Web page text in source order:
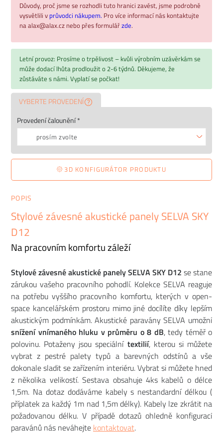
Důvody, proč jsme se rozhodli tuto hranici zavést, jsme podrobně
vysvětlili v průvodci nákupem. Pro více informací nás kontaktujte
na alax@alax.cz nebo přes formulářzde.
Letní provoz: Prosíme o trpělivost – kvůli výrobním uzávěrkám se
může dodací lhůta prodloužit o 2-6 týdnů. Děkujeme, že
zůstáváte s námi. Vyplatí se počkat!
VYBERTE PROVEDENÍ
Provedení čalounění *
prosím zvolte
3D KONFIGURÁTOR PRODUKTU
POPIS
Stylové závesné akustické panely SELVA SKY
D12
Na pracovním komfortu záleží
Stylové závesné akustické panely SELVA SKY D12 se stane
zárukou vašeho pracovního pohodlí. Kolekce SELVA reaguje
na potřebu vyššího pracovního komfortu, kterých v open-
space kancelářském prostoru mimo jiné docílíte díky lepším
akustickým podmínkám. Akustické paravány SELVA umožní
snížení vnímaného hluku v průměru o 8 dB, tedy téměř o
polovinu. Potaženy jsou speciálnítextilií, kterou si můžete
vybrat z pestré palety typů a barevných odstínů a vše
dokonale sladit se zařízením interiéru. Vybrat si můžete hned
z několika velikostí. Sestava obsahuje 4ks kabelů o délce
1,5m. Na dotaz dodáváme kabely s nestandardní délkou (
příplatek za každý 1m nad 1,5m délky). Kabely lze zkrátit na
požadovanou délku. V případě dotazů ohledně konfigurací
paravánů nás neváhejte kontaktovat.